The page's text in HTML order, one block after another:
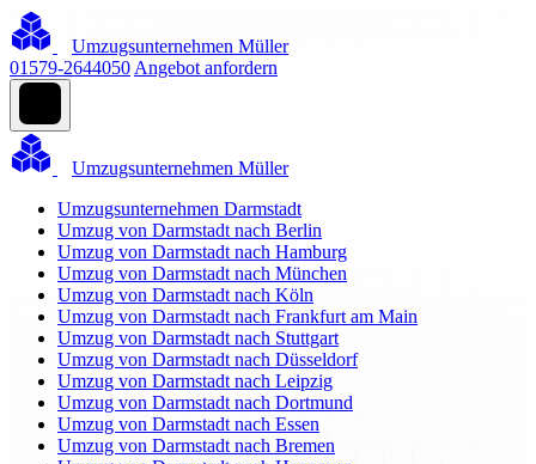
Umzugsunternehmen Müller
01579-2644050 Angebot anfordern
Umzugsunternehmen Müller
Umzugsunternehmen Darmstadt
Umzug von Darmstadt nach Berlin
Umzug von Darmstadt nach Hamburg
Umzug von Darmstadt nach München
Umzug von Darmstadt nach Köln
Umzug von Darmstadt nach Frankfurt am Main
Umzug von Darmstadt nach Stuttgart
Umzug von Darmstadt nach Düsseldorf
Umzug von Darmstadt nach Leipzig
Umzug von Darmstadt nach Dortmund
Umzug von Darmstadt nach Essen
Umzug von Darmstadt nach Bremen